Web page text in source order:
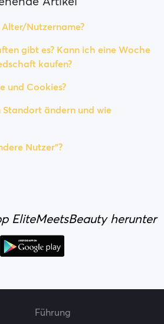
Nutzername?
gibt es? Kann ich eine Woche
kaufen?
und Cookies?
ändern und wie
Nutzer"?
EliteMeetsBeauty herunter
Führung